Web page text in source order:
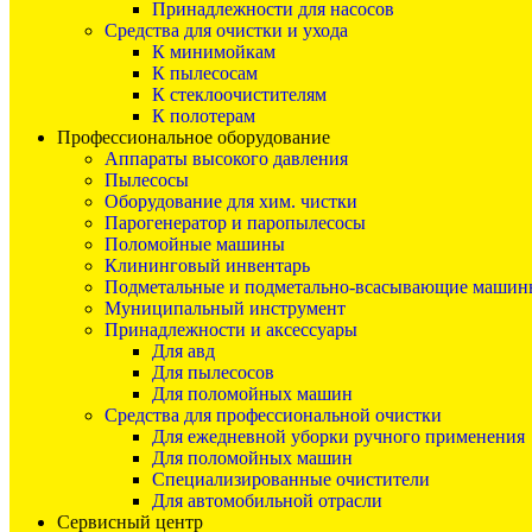
Принадлежности для насосов
Средства для очистки и ухода
К минимойкам
К пылесосам
К стеклоочистителям
К полотерам
Профессиональное оборудование
Аппараты высокого давления
Пылесосы
Оборудование для хим. чистки
Парогенератор и паропылесосы
Поломойные машины
Клининговый инвентарь
Подметальные и подметально-всасывающие
Муниципальный инструмент
Принадлежности и аксессуары
Для авд
Для пылесосов
Для поломойных машин
Средства для профессиональной очистки
Для ежедневной уборки ручного применения
Для поломойных машин
Специализированные очистители
Для автомобильной отрасли
Сервисный центр